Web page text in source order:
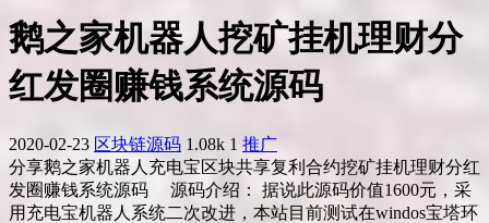
鹅之家机器人挖矿挂机理财分
红发圈赚钱系统源码
2020-02-23 区块链源码 1.08k 1 推广
分享鹅之家机器人充电宝区块共享复利合约挖矿挂机理财分红
发圈赚钱系统源码 源码介绍： 据说此源码价值1600元，采
用充电宝机器人系统二次改进，本站目前测试在windos宝塔环